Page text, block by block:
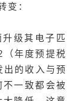
变：
级其电子匹
年度预提税
的收入与预
一致都会被